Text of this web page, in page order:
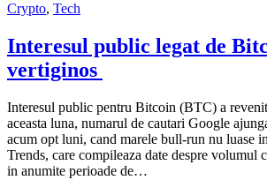
Crypto, Tech
Interesul public legat de
vertiginos
Interesul public pentru Bitcoin (BTC) a
aceasta luna, numarul de cautari Google
acum opt luni, cand marele bull-run nu luase
Trends, care compileaza date despre volumul
in anumite perioade de…